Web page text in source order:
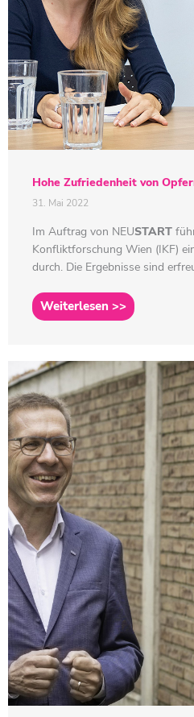
Hohe Zufriedenheit von
31. Mai 2022
Im Auftrag von NEUSTART
Konfliktforschung Wien (IKF)
durch. Die Ergebnisse sind
Weiterlesen >>